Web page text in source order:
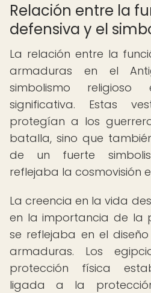
Relación entre la
defensiva y el
La relación entre la
armaduras en el
simbolismo
significativa. Estas
protegían a los
batalla, sino que
de un fuerte
reflejaba la cosmovisión
La creencia en la vida
en la importancia de la
se reflejaba en el
armaduras. Los
protección física
ligada a la